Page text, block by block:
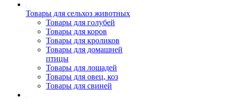
Товары для сельхоз животных
Товары для голубей
Товары для коров
Товары для кроликов
Товары для домашней
птицы
Товары для лошадей
Товары для овец, коз
Товары для свиней